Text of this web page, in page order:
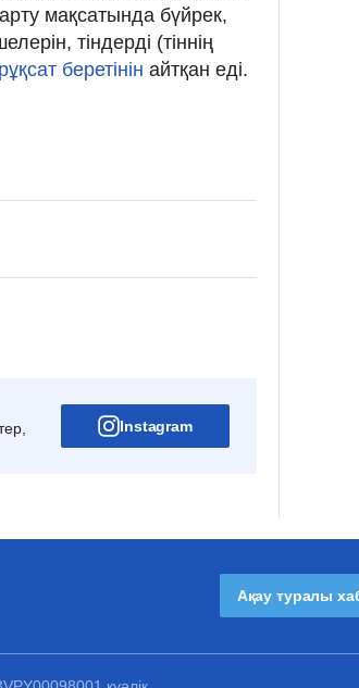
мақсатында бүйрек,
тіндерді (тіннің
беретінін айтқан еді.
Instagram
Ақау туралы